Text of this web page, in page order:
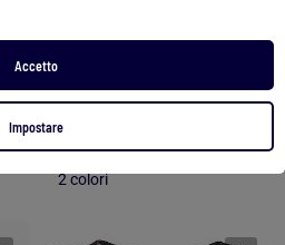
Accetto
Impostare
Brassière Donna Calvin Klein Jeans Senza Imbottitura
Brassière Donna Calvin Klein Jeans Senza Imbottitura
2 colori